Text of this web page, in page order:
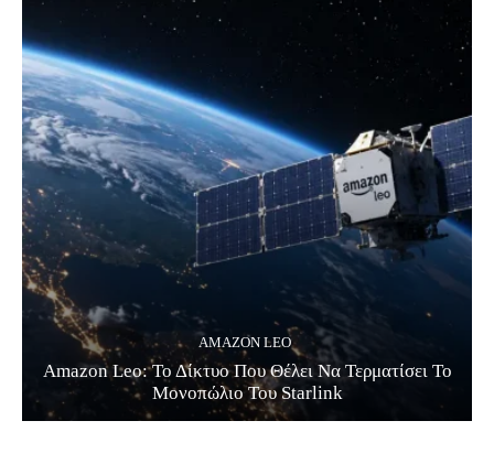
AMAZON LEO
Amazon Leo: Το Δίκτυο Που Θέλει Να Τερματίσει Το
Μονοπώλιο Του Starlink